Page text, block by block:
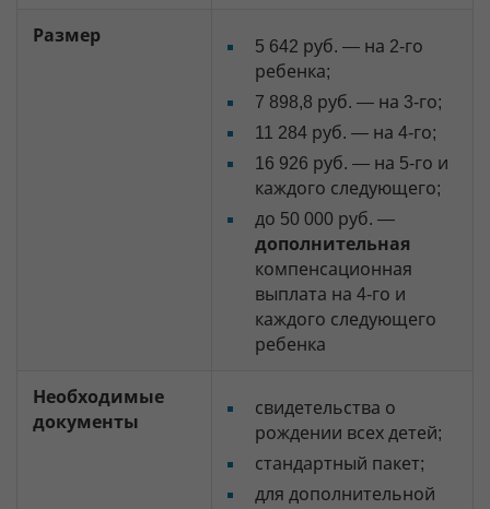
Размер
5 642 руб. — на 2-го
ребенка;
7 898,8 руб. — на 3-го;
11 284 руб. — на 4-го;
16 926 руб. — на 5-го и
каждого следующего;
до 50 000 руб. —
дополнительная
компенсационная
выплата на 4-го и
каждого следующего
ребенка
Необходимые
документы
свидетельства о
рождении всех детей;
стандартный пакет;
для дополнительной